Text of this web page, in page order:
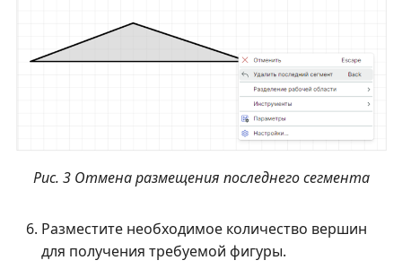
Рис. 3 Отмена размещения последнего сегмента
Разместите необходимое количество вершин
для получения требуемой фигуры.